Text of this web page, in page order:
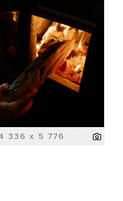
336 x 5 776